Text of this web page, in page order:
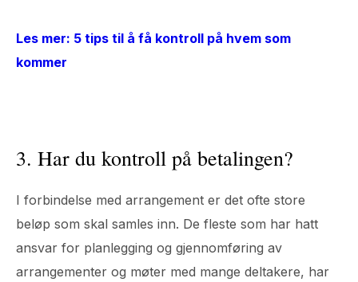
Les mer: 5 tips til å få kontroll på hvem som
kommer
3. Har du kontroll på betalingen?
I forbindelse med arrangement er det ofte store
beløp som skal samles inn. De fleste som har hatt
ansvar for planlegging og gjennomføring av
arrangementer og møter med mange deltakere, har